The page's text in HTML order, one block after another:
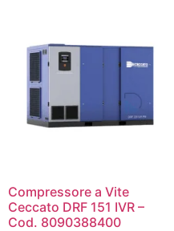
Compressore a Vite
Ceccato DRF 151 IVR –
Cod. 8090388400